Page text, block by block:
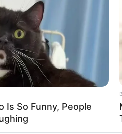
Is So Funny, People